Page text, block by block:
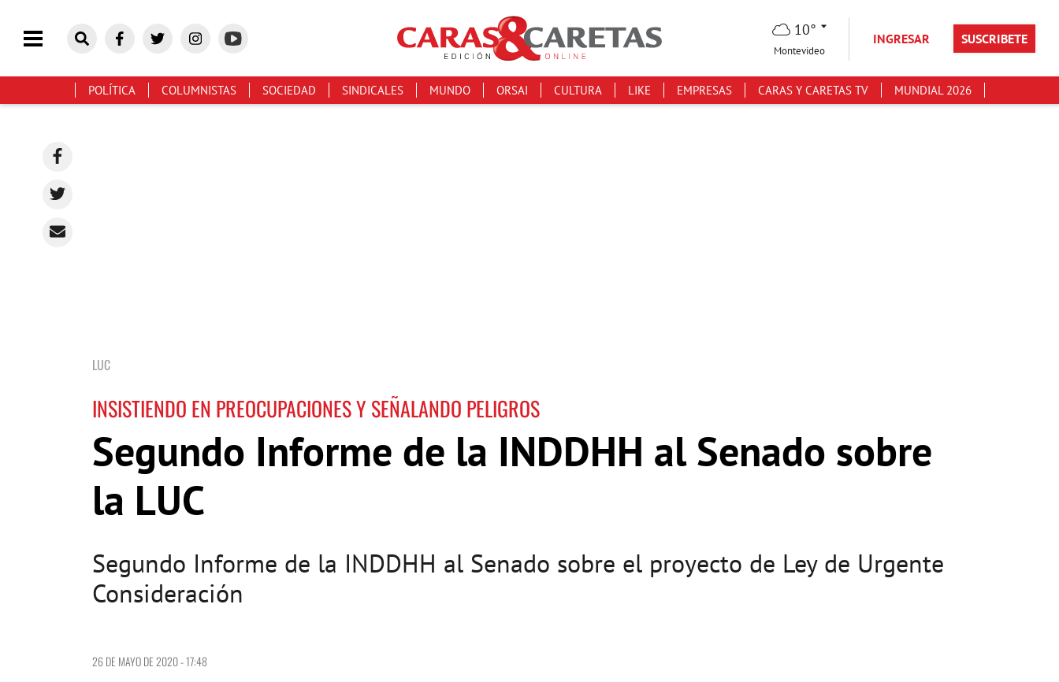
10°
Montevideo
INGRESAR SUSCRIBETE
POLÍTICA COLUMNISTAS SOCIEDAD SINDICALES MUNDO ORSAI CULTURA LIKE EMPRESAS CARAS Y CARETAS TV MUNDIAL 2026
LUC
INSISTIENDO EN PREOCUPACIONES Y SEÑALANDO PELIGROS
Segundo Informe de la INDDHH al Senado sobre
la LUC
Segundo Informe de la INDDHH al Senado sobre el proyecto de Ley de Urgente
Consideración
26 DE MAYO DE 2020 - 17:48